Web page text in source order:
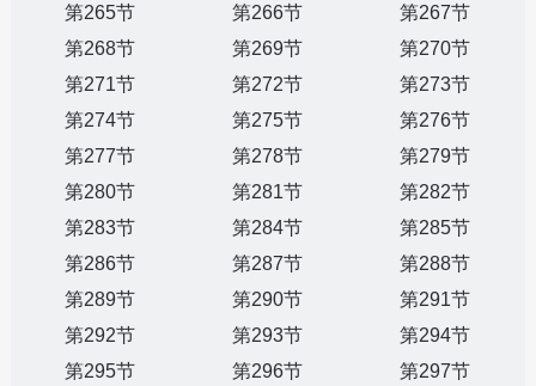
第265节
第266节
第267节
第268节
第269节
第270节
第271节
第272节
第273节
第274节
第275节
第276节
第277节
第278节
第279节
第280节
第281节
第282节
第283节
第284节
第285节
第286节
第287节
第288节
第289节
第290节
第291节
第292节
第293节
第294节
第295节
第296节
第297节